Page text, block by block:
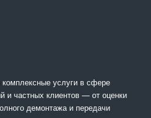
услуги в сфере
и частных клиентов — от оценки
демонтажа и передачи